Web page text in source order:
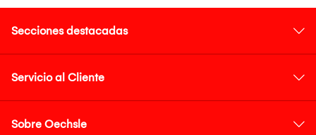
Secciones destacadas
Servicio al Cliente
Sobre Oechsle